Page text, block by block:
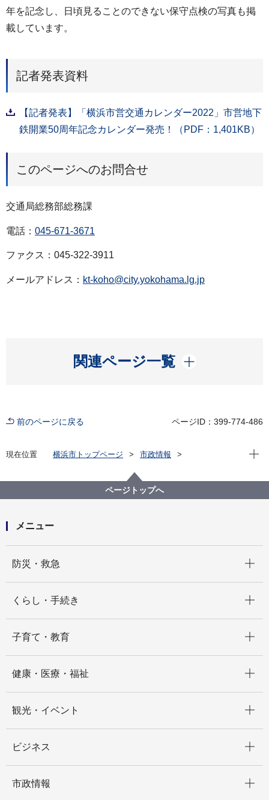
年を記念し、日頃見ることのできない保守点検の写真も掲
載しています。
記者発表資料
【記者発表】「横浜市営交通カレンダー2022」市営地下
鉄開業50周年記念カレンダー発売！（PDF：1,401KB）
このページへのお問合せ
交通局総務部総務課
電話： 045-671-3671
ファクス：045-322-3911
メールアドレス： kt-koho@city.yokohama.lg.jp
関連ページ一覧
開く
前のページに戻る ページID：399-774-486
現在位置 横浜市トップページ
市政情報
「横浜市営交通カレンダー2022」市営地下鉄開業50周
年記念カレンダー発売！
現在
ページトップへ
メニュー
防災・救急
くらし・手続き
子育て・教育
健康・医療・福祉
観光・イベント
ビジネス
市政情報